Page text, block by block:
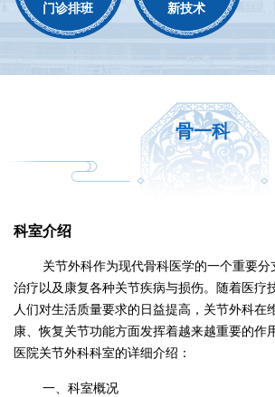
门诊排班 新技术
骨一科
科室介绍
关节外科作为现代骨科医学的一个重要分
治疗以及康复各种关节疾病与损伤。随着医疗
人们对生活质量要求的日益提高，关节外科在
康、恢复关节功能方面发挥着越来越重要的作
医院关节外科科室的详细介绍：
一、科室概况